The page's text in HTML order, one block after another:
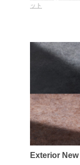
ット
Exterior